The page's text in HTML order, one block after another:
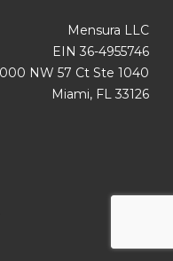
Mensura LLC
EIN 36-4955746
NW 57 Ct Ste 1040
Miami, FL 33126